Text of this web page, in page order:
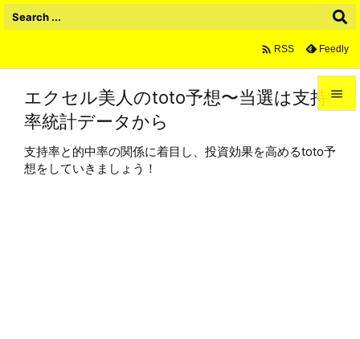
エクセル美人のtoto予想〜当選は支持
率統計データから
支持率と的中率の関係に着目し、投資効果を高めるtoto予
想をしていきましょう！

メニュ
 RSS Feedly